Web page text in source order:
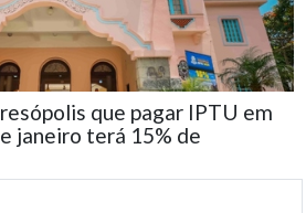
que pagar IPTU em
janeiro terá 15% de